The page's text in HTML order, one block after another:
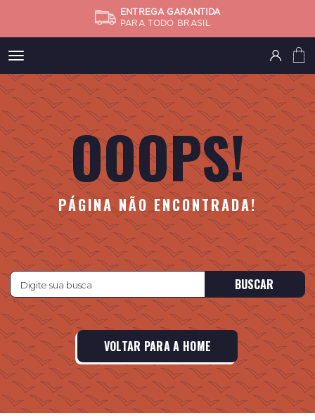
ENTREGA GARANTIDA
PARA TODO BRASIL
OOOPS!
PÁGINA NÃO ENCONTRADA!
BUSCAR
VOLTAR PARA A HOME